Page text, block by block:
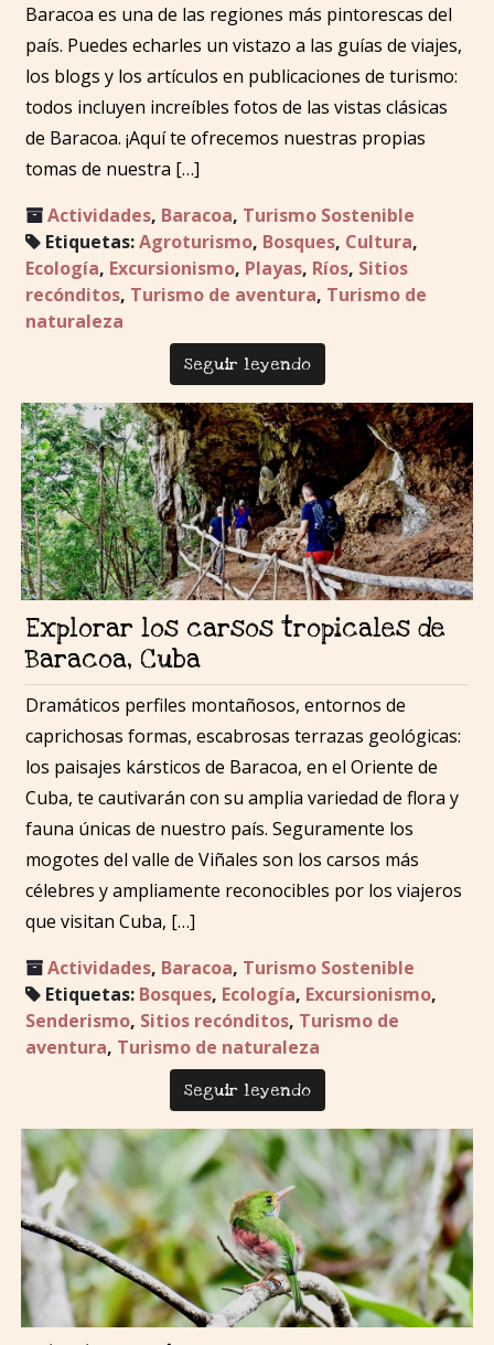
Baracoa es una de las regiones más pintorescas del
país. Puedes echarles un vistazo a las guías de viajes,
los blogs y los artículos en publicaciones de turismo:
todos incluyen increíbles fotos de las vistas clásicas
de Baracoa. ¡Aquí te ofrecemos nuestras propias
tomas de nuestra […]
Actividades, Baracoa, Turismo Sostenible
Etiquetas:Agroturismo, Bosques, Cultura,
Ecología, Excursionismo, Playas, Ríos, Sitios
recónditos, Turismo de aventura, Turismo de
naturaleza
Seguir leyendo
Explorar los carsos tropicales de
Baracoa, Cuba
Dramáticos perfiles montañosos, entornos de
caprichosas formas, escabrosas terrazas geológicas:
los paisajes kársticos de Baracoa, en el Oriente de
Cuba, te cautivarán con su amplia variedad de flora y
fauna únicas de nuestro país. Seguramente los
mogotes del valle de Viñales son los carsos más
célebres y ampliamente reconocibles por los viajeros
que visitan Cuba, […]
Actividades, Baracoa, Turismo Sostenible
Etiquetas: Bosques, Ecología, Excursionismo,
Senderismo, Sitios recónditos, Turismo de
aventura, Turismo de naturaleza
Seguir leyendo